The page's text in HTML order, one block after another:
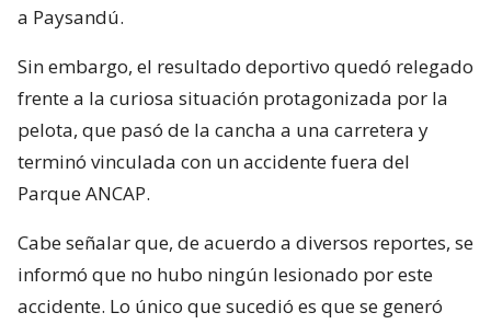
a Paysandú.
Sin embargo, el resultado deportivo quedó relegado
frente a la curiosa situación protagonizada por la
pelota, que pasó de la cancha a una carretera y
terminó vinculada con un accidente fuera del
Parque ANCAP.
Cabe señalar que, de acuerdo a diversos reportes, se
informó que no hubo ningún lesionado por este
accidente. Lo único que sucedió es que se generó